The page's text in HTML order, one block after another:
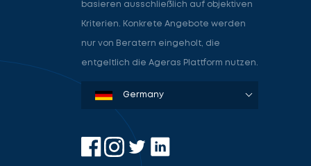
basieren ausschließlich auf objektiven
Kriterien. Konkrete Angebote werden
nur von Beratern eingeholt, die
entgeltlich die Ageras Plattform nutzen.
Denmark
Sweden
Norway
Netherlands
Germany
USA